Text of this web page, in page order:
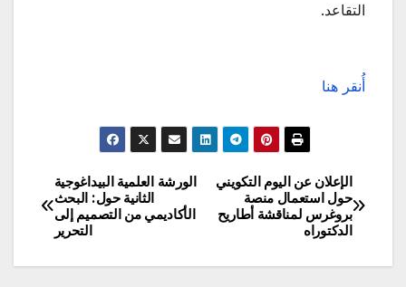
التقاعد.
أُنقر هنا
تصفّح
المقالات
الورشة العلمية البيداغوجية
الثانية حول: البحث
الأكاديمي من التصميم إلى
التحرير
الإعلان عن اليوم التكويني
حول استعمال منصة
بروغرس لمناقشة أطاريح
الدكتوراه